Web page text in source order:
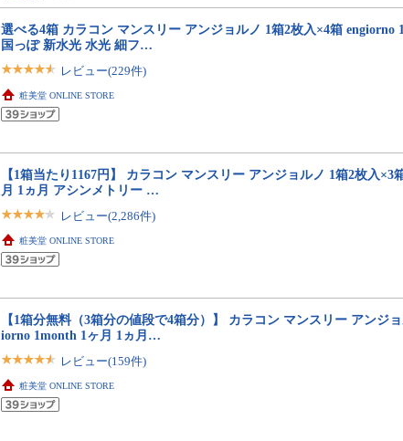
選べる4箱 カラコン マンスリー アンジョルノ 1箱2枚入×4箱 engiorno
国っぽ 新水光 水光 細フ…
レビュー(229件)
粧美堂 ONLINE STORE
【1箱当たり1167円】 カラコン マンスリー アンジョルノ 1箱2枚入×3
月 1ヵ月 アシンメトリー …
レビュー(2,286件)
粧美堂 ONLINE STORE
【1箱分無料（3箱分の値段で4箱分）】 カラコン マンスリー アンジ
iorno 1month 1ヶ月 1ヵ月…
レビュー(159件)
粧美堂 ONLINE STORE